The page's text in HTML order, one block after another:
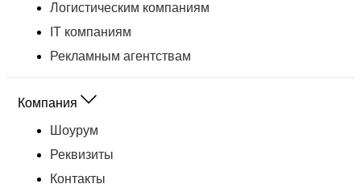
Логистическим компаниям
IT компаниям
Рекламным агентствам
Компания
Шоурум
Реквизиты
Контакты